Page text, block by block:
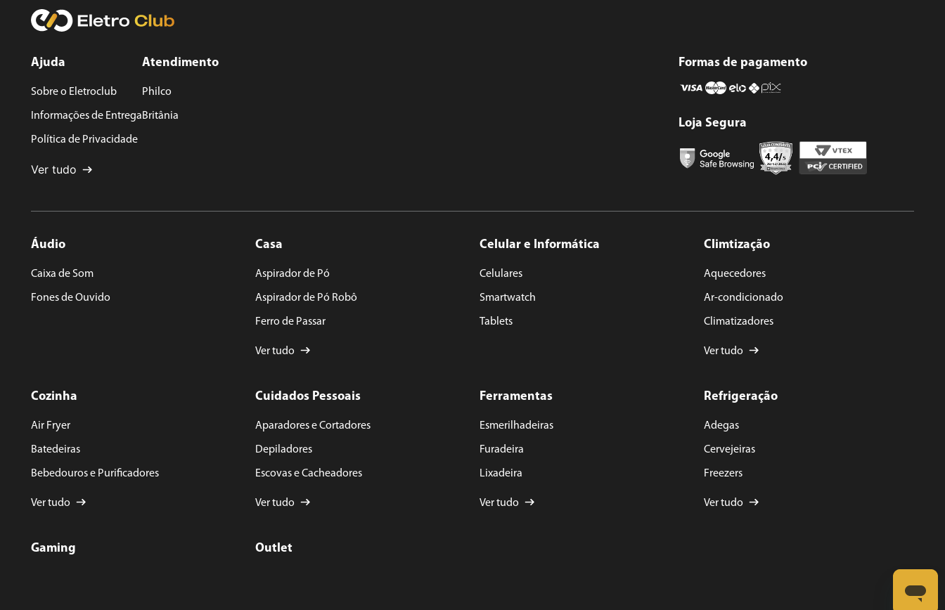
★★
Ajuda
Sobre o Eletroclub
Informações de Entrega
Política de Privacidade
Ver tudo
Atendimento
Philco
Britânia
Formas de pagamento
Loja Segura
Áudio
Caixa de Som
Fones de Ouvido
Casa
Aspirador de Pó
Aspirador de Pó Robô
Ferro de Passar
Ver tudo
Celular e Informática
Celulares
Smartwatch
Tablets
Climtização
Aquecedores
Ar-condicionado
Climatizadores
Ver tudo
Cozinha
Air Fryer
Batedeiras
Bebedouros e Purificadores
Ver tudo
Cuidados Pessoais
Aparadores e Cortadores
Depiladores
Escovas e Cacheadores
Ver tudo
Ferramentas
Esmerilhadeiras
Furadeira
Lixadeira
Ver tudo
Refrigeração
Adegas
Cervejeiras
Freezers
Ver tudo
Gaming Outlet